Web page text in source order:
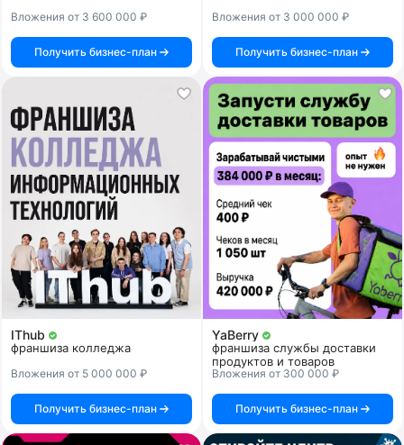
Вложения от 3 600 000 ₽
Получить бизнес-план
Вложения от 3 000 000 ₽
Получить бизнес-план
IThub
франшиза колледжа
Вложения от 5 000 000 ₽
Получить бизнес-план
YaBerry
франшиза службы доставки
продуктов и товаров
Вложения от 300 000 ₽
Получить бизнес-план